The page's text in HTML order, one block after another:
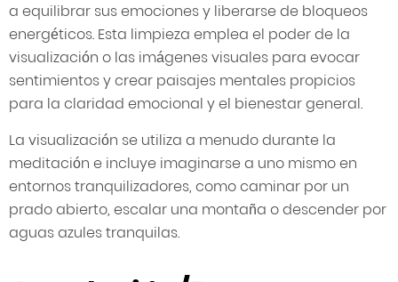
a equilibrar sus emociones y liberarse de bloqueos
energéticos. Esta limpieza emplea el poder de la
visualización o las imágenes visuales para evocar
sentimientos y crear paisajes mentales propicios
para la claridad emocional y el bienestar general.
La visualización se utiliza a menudo durante la
meditación e incluye imaginarse a uno mismo en
entornos tranquilizadores, como caminar por un
prado abierto, escalar una montaña o descender por
aguas azules tranquilas.